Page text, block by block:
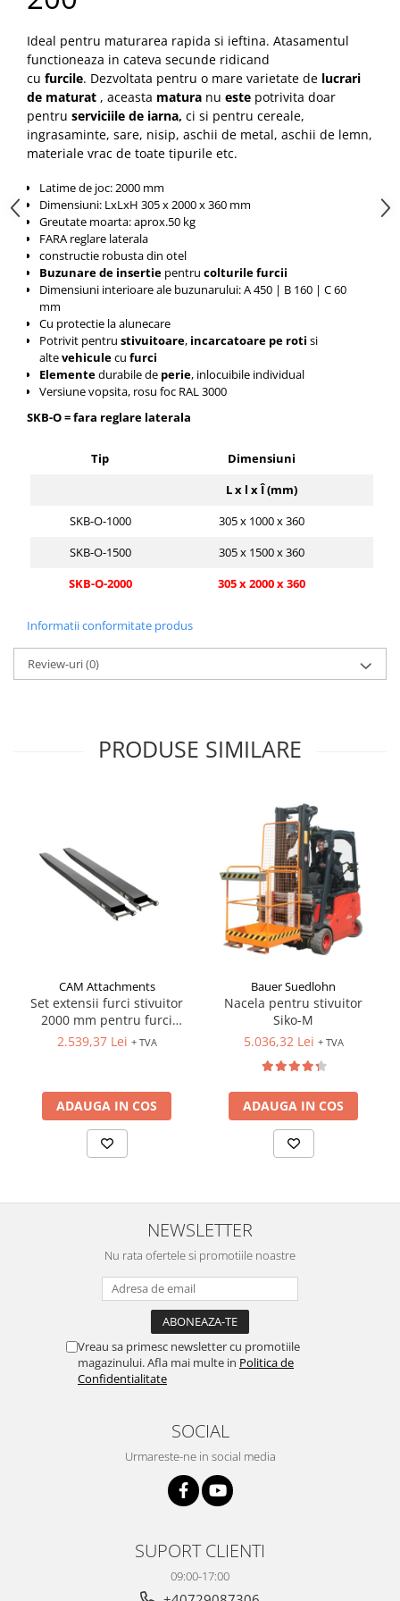
Pozitionere de sudura
Instalatii de rotire
Platforme foarfeca
Nacela stivuitor
Translator stivuitor
Prelungitor lame stivuitor CAM
attachments
Atasamente profesionale CAM
Dispozitive ridicare butoaie
Ideal pentru maturarea rapida si ieftina. Atasamentul
functioneaza in cateva secunde ridicand
cu furcile. Dezvoltata pentru o mare varietate de lucrari
de maturat , aceasta matura nu este potrivita doar
pentru serviciile de iarna, ci si pentru cereale,
ingrasaminte, sare, nisip, aschii de metal, aschii de lemn,
materiale vrac de toate tipurile etc.
Latime de joc: 2000 mm
Dimensiuni: LxLxH 305 x 2000 x 360 mm
Greutate moarta: aprox.50 kg
FARA reglare laterala
constructie robusta din otel
Buzunare de insertiepentru colturile furcii
Dimensiuni interioare ale buzunarului: A 450 | B 160 | C 60
mm
Cu protectie la alunecare
Potrivit pentru stivuitoare, incarcatoare pe roti si
altevehiculecu furci
Elementedurabile de perie, inlocuibile individual
Versiune vopsita, rosu foc RAL 3000
SKB-O = fara reglare laterala
Tip Dimensiuni
L x l x Î (mm)
SKB-O-1000
305 x 1000 x 360
SKB-O-1500
305 x 1500 x 360
SKB-O-2000
305 x 2000 x 360
Informatii conformitate produs
Review-uri(0)
PRODUSE SIMILARE
CAM Attachments
Set extensii furci stivuitor
2000 mm pentru furci
100x40 mm
2.539,37 Lei + TVA
ADAUGA IN COS
Bauer Suedlohn
Nacela pentru stivuitor
Siko-M
5.036,32 Lei + TVA
ADAUGA IN COS
NEWSLETTER
Nu rata ofertele si promotiile noastre
Vreau sa primesc newsletter cu promotiile
magazinului. Afla mai multe in Politica de
Confidentialitate
SOCIAL
Urmareste-ne in social media
SUPORT CLIENTI
09:00-17:00